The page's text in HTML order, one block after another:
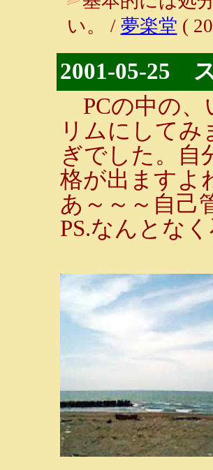
い。 / 夢楽堂 (
2001-05-25
PCの中の、
リムにしてみ
ぎでした。自
格が出ますよ
あ～～～自己
PS.なんとな